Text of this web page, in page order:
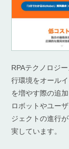
RPAテクノロジ
行環境をオール
を増やす際の追
ロボットやユー
ジェクトの進行
実しています。